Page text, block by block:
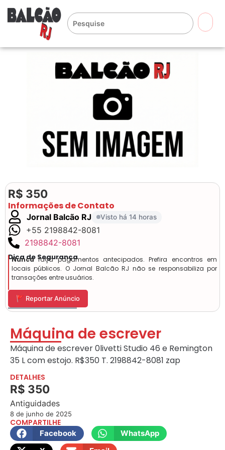
R$ 350
Informações de Contato
Jornal Balcão RJ Visto há 14 horas
+55 2198842-8081
2198842-8081
Dica de Segurança
Nuncafaça pagamentos antecipados. Prefira encontros em
locais públicos. O Jornal Balcão RJ não se responsabiliza por
transações entre usuários.
🚩 Reportar Anúncio
Máquina de escrever
Máquina de escrever 0livetti Studio 46 e Remington
35 L com estojo. R$350 T. 2198842-8081 zap
DETALHES
R$ 350
Antiguidades
8 de junho de 2025
COMPARTILHE
Facebook
WhatsApp